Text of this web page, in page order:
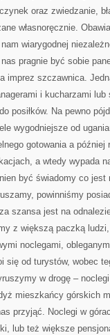
oraz zwiedzanie,
własnoręcznie.
wiarygodnej
pragnie być sobie
imprez szczawnica.
i kucharzami lub
posiłków. Na pewno
wygodniejsze od
gotowania a później
a wtedy wypada
być świadomy co jest
powinniśmy
szansa jest na
z większą paczką
noclegami,
się od turystów, wobec
w drogę –
mieszkańcy górskich
przyjąć. Noclegi w
lub też większe